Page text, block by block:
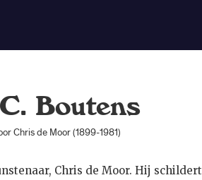
Boutens
Chris de Moor (1899-1981)
Chris de Moor. Hij schildert